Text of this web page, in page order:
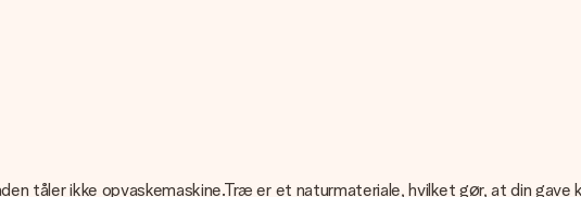
tåler ikke opvaskemaskine.Træ er et naturmateriale, hvilket gør, at din gave